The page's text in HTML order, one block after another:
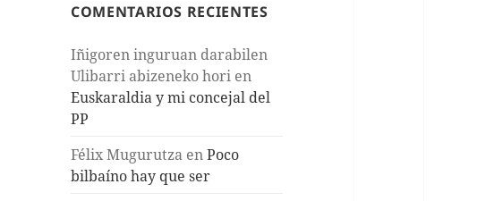
COMENTARIOS RECIENTES
Iñigoren inguruan darabilen
Ulibarri abizeneko hori en
Euskaraldia y mi concejal del
PP
Félix Mugurutza enPoco
bilbaíno hay que ser